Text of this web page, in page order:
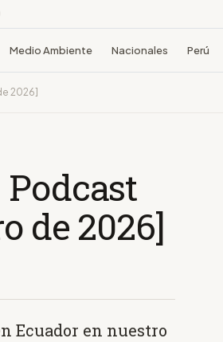
Medio Ambiente Nacionales Perú
2026]
de 2026]
Ecuador en nuestro